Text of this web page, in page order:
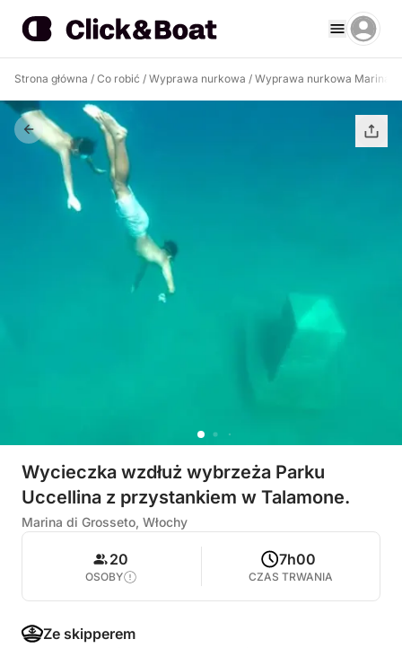
Strona główna / Co robić / Wyprawa nurkowa / Wyprawa nurkowa Marina
Wycieczka wzdłuż wybrzeża Parku
Uccellina z przystankiem w Talamone.
Marina di Grosseto, Włochy
20
OSOBY
7h00
CZAS TRWANIA
Ze skipperem